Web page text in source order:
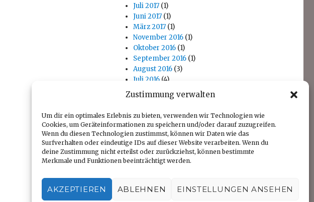
Zustimmung verwalten
Um dir ein optimales Erlebnis zu bieten, verwenden wir Technologien wie
Cookies, um Geräteinformationen zu speichern und/oder darauf zuzugreifen.
Wenn du diesen Technologien zustimmst, können wir Daten wie das
Surfverhalten oder eindeutige IDs auf dieser Website verarbeiten. Wenn du
deine Zustimmung nicht erteilst oder zurückziehst, können bestimmte
Merkmale und Funktionen beeinträchtigt werden.
AKZEPTIEREN ABLEHNEN EINSTELLUNGEN ANSEHEN
Juli 2017 (1)
Juni 2017 (1)
März 2017 (1)
November 2016 (1)
Oktober 2016 (1)
September 2016 (1)
August 2016 (3)
Juli 2016 (4)
April 2016
November 2014
Oktober 2014